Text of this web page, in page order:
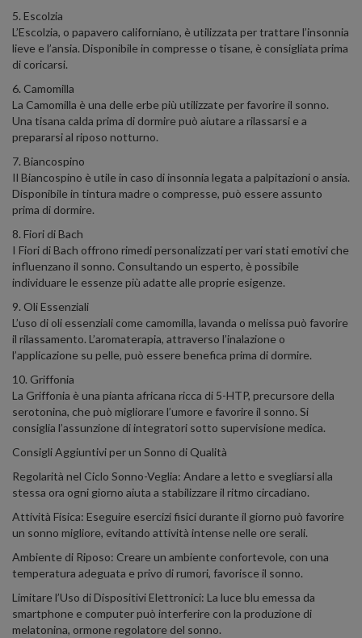
5. Escolzia
L’Escolzia, o papavero californiano, è utilizzata per trattare l’insonnia
lieve e l’ansia. Disponibile in compresse o tisane, è consigliata prima
di coricarsi.
6. Camomilla
La Camomilla è una delle erbe più utilizzate per favorire il sonno.
Una tisana calda prima di dormire può aiutare a rilassarsi e a
prepararsi al riposo notturno.
7. Biancospino
Il Biancospino è utile in caso di insonnia legata a palpitazioni o ansia.
Disponibile in tintura madre o compresse, può essere assunto
prima di dormire.
8. Fiori di Bach
I Fiori di Bach offrono rimedi personalizzati per vari stati emotivi che
influenzano il sonno. Consultando un esperto, è possibile
individuare le essenze più adatte alle proprie esigenze.
9. Oli Essenziali
L’uso di oli essenziali come camomilla, lavanda o melissa può favorire
il rilassamento. L’aromaterapia, attraverso l’inalazione o
l’applicazione su pelle, può essere benefica prima di dormire.
10. Griffonia
La Griffonia è una pianta africana ricca di 5-HTP, precursore della
serotonina, che può migliorare l’umore e favorire il sonno. Si
consiglia l’assunzione di integratori sotto supervisione medica. ​
Consigli Aggiuntivi per un Sonno di Qualità
Regolarità nel Ciclo Sonno-Veglia: Andare a letto e svegliarsi alla
stessa ora ogni giorno aiuta a stabilizzare il ritmo circadiano.​
Attività Fisica: Eseguire esercizi fisici durante il giorno può favorire
un sonno migliore, evitando attività intense nelle ore serali.​
Ambiente di Riposo: Creare un ambiente confortevole, con una
temperatura adeguata e privo di rumori, favorisce il sonno.​
Limitare l’Uso di Dispositivi Elettronici: La luce blu emessa da
smartphone e computer può interferire con la produzione di
melatonina, ormone regolatore del sonno.​